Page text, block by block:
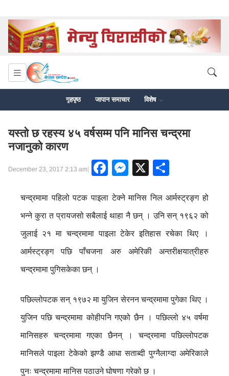
गृहपृष्ठ जापान समाचार विशेष
यस्तो छ रहस्य ४५ वर्षसम्म पनि मानिस चन्द्रमा
नजानुको कारण
December 23, 2017 2:13 am| Facebook
Messenger
X
चन्द्रमामा पहिलो पटक पाइला टेक्ने मानिस निल आर्मस्ट्रङ्ग हो
भन्ने कुरा त प्रायजसो सबैलाई थाहा नै छन् । उनि सन् १९६२ को
जुलाई २१ मा चन्द्रमामा पाइला टेकेर इतिहास रचेका थिए ।
आर्मस्ट्रङ्ग पछि पाँचजना अरु अमेरिकी अन्तरीक्षयात्रीहरु
चन्द्रमामा पुगिसकेका छन् ।
पछिल्लोपटक सन् १९७२ मा युजिन सेरनन चन्द्रमामा पुगेका थिए ।
युजिन पछि चन्द्रमामा कोहीपनि गएको छैन । पछिल्लो ४५ वर्षमा
मानिसहरु चन्द्रमामा गएका छैनन् । चन्द्रमामा पछिल्लोपटक
मानिसले पाइला टेकेको झण्डै आधा सताब्दी पुग्नैलाग्दा अमेरिकाले
पुनः चन्द्रमामा मानिस पठाउने घोषणा गरेको छ ।